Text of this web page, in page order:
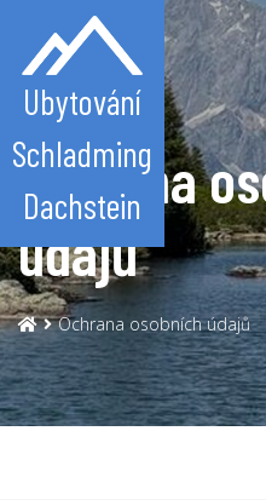
Ubytování
Schladming
Dachstein
Ochrana
údajů
Ochrana osobních údajů